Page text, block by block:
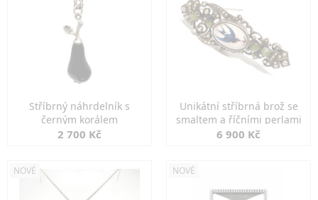
Stříbrný náhrdelník s
černým korálem
2 700 Kč
Unikátní stříbrná brož se
smaltem a říčními perlami
6 900 Kč
NOVÉ NOVÉ